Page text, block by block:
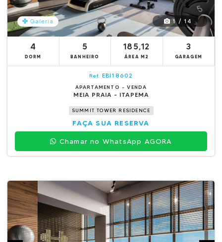
Galeria 1 / 14
4
DORM
5
BANHEIRO
185,12
ÁREA M2
3
GARAGEM
Ref. EBI18602
APARTAMENTO - VENDA
MEIA PRAIA - ITAPEMA
SUMMIT TOWER RESIDENCE
FAÇA SUA RESERVA
Chamar no WhatsApp AGORA